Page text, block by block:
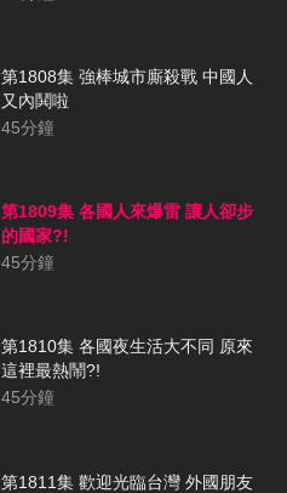
第1808集 強棒城市廝殺戰 中國人
又內鬨啦
45分鐘
第1809集 各國人來爆雷 讓人卻步
的國家?!
45分鐘
第1810集 各國夜生活大不同 原來
這裡最熱鬧?!
45分鐘
第1811集 歡迎光臨台灣 外國朋友